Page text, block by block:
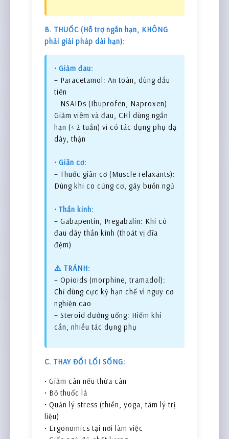
B. THUỐC (Hỗ trợ ngắn hạn, KHÔNG
phải giải pháp dài hạn):
• Giảm đau:
– Paracetamol: An toàn, dùng đầu
tiên
– NSAIDs (Ibuprofen, Naproxen):
Giảm viêm và đau, CHỈ dùng ngắn
hạn (< 2 tuần) vì có tác dụng phụ dạ
dày, thận
• Giãn cơ:
– Thuốc giãn cơ (Muscle relaxants):
Dùng khi co cứng cơ, gây buồn ngủ
• Thần kinh:
– Gabapentin, Pregabalin: Khi có
đau dây thần kinh (thoát vị đĩa
đệm)
⚠️ TRÁNH:
– Opioids (morphine, tramadol):
Chỉ dùng cực kỳ hạn chế vì nguy cơ
nghiện cao
– Steroid đường uống: Hiếm khi
cần, nhiều tác dụng phụ
C. THAY ĐỔI LỐI SỐNG:
• Giảm cân nếu thừa cân
• Bỏ thuốc lá
• Quản lý stress (thiền, yoga, tâm lý trị
liệu)
• Ergonomics tại nơi làm việc